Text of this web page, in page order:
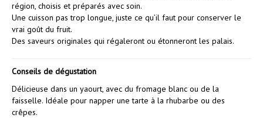
région, choisis et préparés avec soin.
Une cuisson pas trop longue, juste ce qu’il faut pour conserver le
vrai goût du fruit.
Des saveurs originales qui régaleront ou étonneront les palais.
Conseils de dégustation
Délicieuse dans un yaourt, avec du fromage blanc ou de la
faisselle. Idéale pour napper une tarte à la rhubarbe ou des
crêpes.